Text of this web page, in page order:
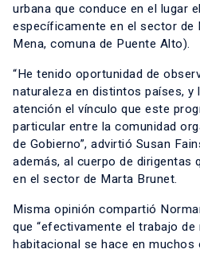
urbana que conduce en el lugar
específicamente en el sector de
Mena, comuna de Puente Alto).
“He tenido oportunidad de
naturaleza en distintos países, y
atención el vínculo que este
particular entre la comunidad
de Gobierno”, advirtió Susan
además, al cuerpo de dirigentas
en el sector de Marta Brunet.
Misma opinión compartió
que “efectivamente el trabajo de
habitacional se hace en